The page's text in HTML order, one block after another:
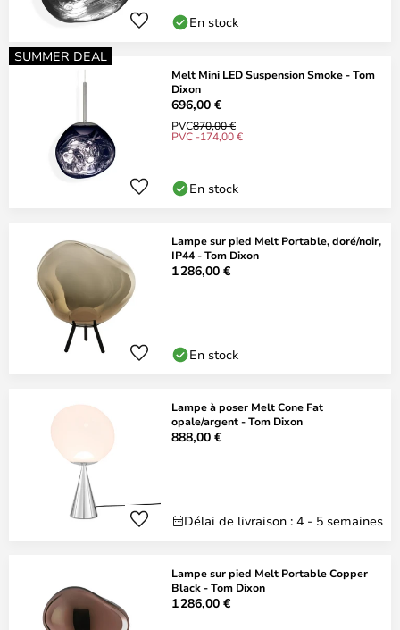
En stock
SUMMER DEAL
Melt Mini LED Suspension Smoke - Tom
Dixon
696,00 €
PVC870,00 €
PVC -174,00 €
En stock
Lampe sur pied Melt Portable, doré/noir,
IP44 - Tom Dixon
1 286,00 €
En stock
Lampe à poser Melt Cone Fat
opale/argent - Tom Dixon
888,00 €
Délai de livraison : 4 - 5 semaines
Lampe sur pied Melt Portable Copper
Black - Tom Dixon
1 286,00 €